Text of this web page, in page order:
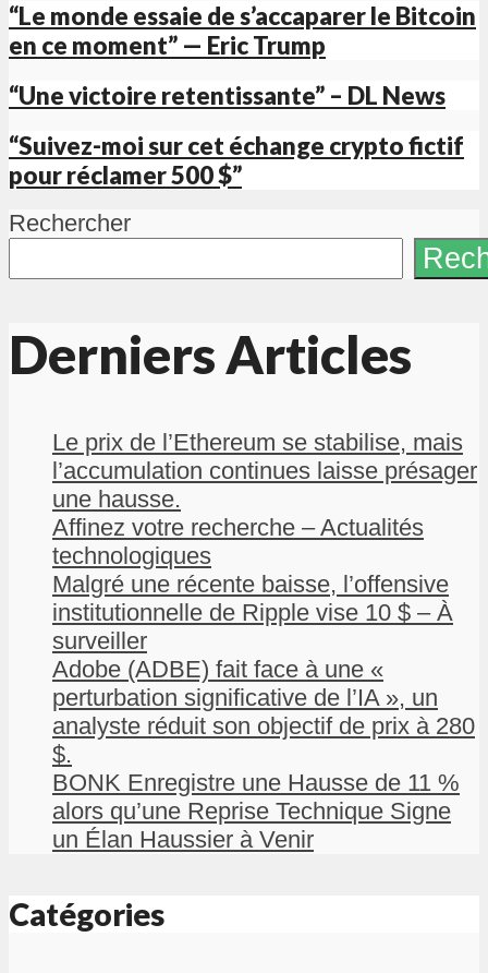
“Le monde essaie de s’accaparer le Bitcoin
en ce moment” — Eric Trump
“Une victoire retentissante” – DL News
“Suivez-moi sur cet échange crypto fictif
pour réclamer 500 $”
Rechercher
Derniers Articles
Le prix de l’Ethereum se stabilise, mais
l’accumulation continues laisse présager
une hausse.
Affinez votre recherche – Actualités
technologiques
Malgré une récente baisse, l’offensive
institutionnelle de Ripple vise 10 $ – À
surveiller
Adobe (ADBE) fait face à une «
perturbation significative de l’IA », un
analyste réduit son objectif de prix à 280
$.
BONK Enregistre une Hausse de 11 %
alors qu’une Reprise Technique Signe
un Élan Haussier à Venir
Catégories